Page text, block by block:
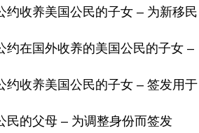
约收养美国公民的子女 – 为新移民
约在国外收养的美国公民的子女 –
约收养美国公民的子女 – 签发用于
民的父母 – 为调整身份而签发